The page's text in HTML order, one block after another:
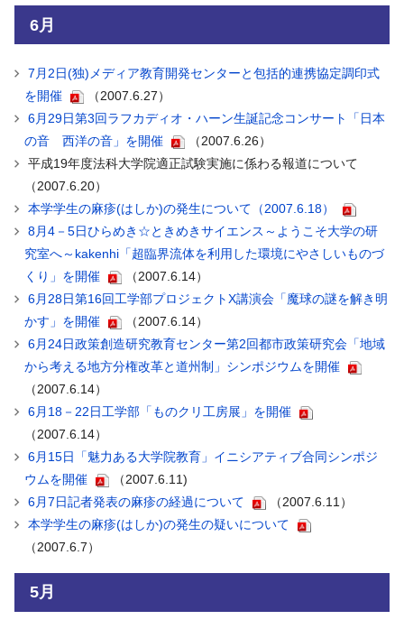
6月
7月2日(独)メディア教育開発センターと包括的連携協定調印式
を開催
（2007.6.27）
6月29日第3回ラフカディオ・ハーン生誕記念コンサート「日本
の音 西洋の音」を開催
（2007.6.26）
平成19年度法科大学院適正試験実施に係わる報道について
（2007.6.20）
本学学生の麻疹(はしか)の発生について（2007.6.18）
8月4－5日ひらめき☆ときめきサイエンス～ようこそ大学の研
究室へ～kakenhi「超臨界流体を利用した環境にやさしいものづ
くり」を開催
（2007.6.14）
6月28日第16回工学部プロジェクトX講演会「魔球の謎を解き明
かす」を開催
（2007.6.14）
6月24日政策創造研究教育センター第2回都市政策研究会「地域
から考える地方分権改革と道州制」シンポジウムを開催
（2007.6.14）
6月18－22日工学部「ものクリ工房展」を開催
（2007.6.14）
6月15日「魅力ある大学院教育」イニシアティブ合同シンポジ
ウムを開催
（2007.6.11)
6月7日記者発表の麻疹の経過について
（2007.6.11）
本学学生の麻疹(はしか)の発生の疑いについて
（2007.6.7）
5月